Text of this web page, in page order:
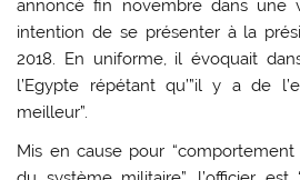
annoncé fin novembre dans une
intention de se présenter à la
2018. En uniforme, il évoquait
l’Egypte répétant qu’”il y a de
meilleur”.
Mis en cause pour